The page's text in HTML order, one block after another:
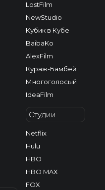
LostFilm
NewStudio
Кубик в Кубе
BaibaKo
AlexFilm
Кураж-Бамбей
Многоголосый
IdeaFilm
Студии
Netflix
Hulu
HBO
HBO MAX
FOX